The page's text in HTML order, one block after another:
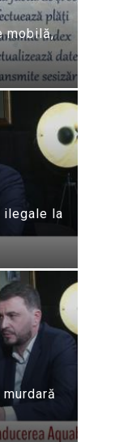
mobilă,
ilegale la